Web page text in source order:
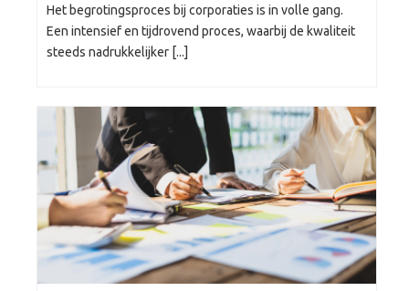
Het begrotingsproces bij corporaties is in volle gang.
Een intensief en tijdrovend proces, waarbij de kwaliteit
steeds nadrukkelijker [...]